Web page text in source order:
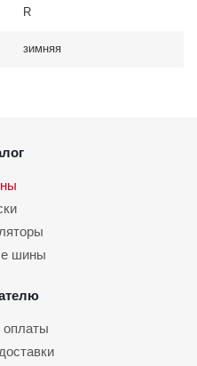
R
зимняя
шины
оплаты